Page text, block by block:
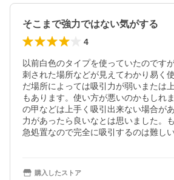
そこまで強力ではない気がする
4
以前白色のタイプを使っていたのです
刺された場所などが見えてわかり易く
だ場所によっては吸引力が弱いまたは
もあります。使い方が悪いのかもしれ
の甲などは上手く吸引出来ない場合が
力があったら良いなとは思いました。
急処置なので完全に吸引するのは難しい
購入したストア